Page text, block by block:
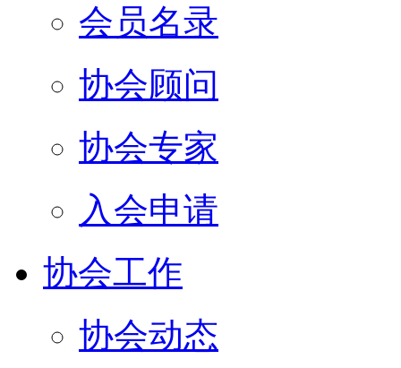
会员名录
协会顾问
协会专家
入会申请
协会工作
协会动态